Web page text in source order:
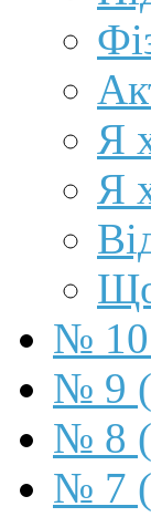
Я
Я
№ 10
№ 9
№ 8
№ 7